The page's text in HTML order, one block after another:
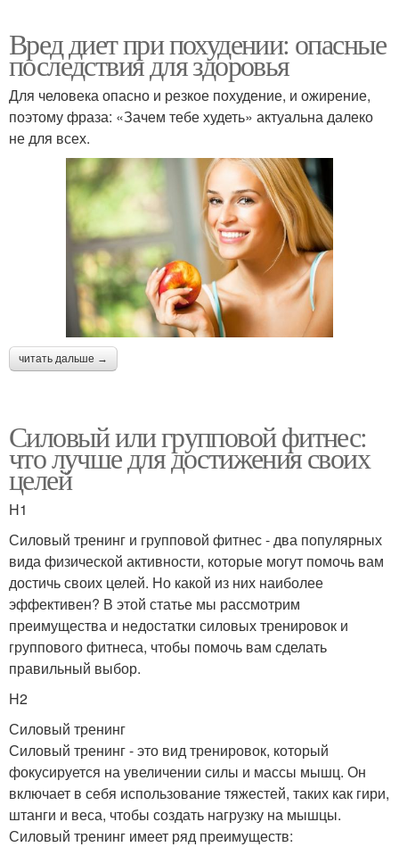
Вред диет при похудении: опасные
последствия для здоровья
Для человека опасно и резкое похудение, и ожирение,
поэтому фраза: «Зачем тебе худеть» актуальна далеко
не для всех.
читать дальше →
Силовый или групповой фитнес:
что лучше для достижения своих
целей
H1
Силовый тренинг и групповой фитнес - два популярных
вида физической активности, которые могут помочь вам
достичь своих целей. Но какой из них наиболее
эффективен? В этой статье мы рассмотрим
преимущества и недостатки силовых тренировок и
группового фитнеса, чтобы помочь вам сделать
правильный выбор.
H2
Силовый тренинг
Силовый тренинг - это вид тренировок, который
фокусируется на увеличении силы и массы мышц. Он
включает в себя использование тяжестей, таких как гири,
штанги и веса, чтобы создать нагрузку на мышцы.
Силовый тренинг имеет ряд преимуществ: